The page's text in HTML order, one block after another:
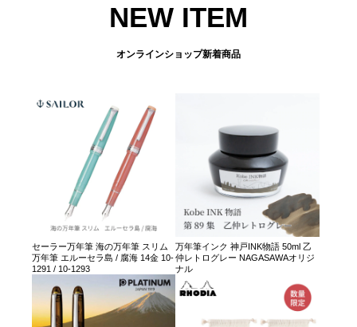
NEW ITEM
オンラインショップ新着商品
セーラー万年筆 海の万年筆 スリム
万年筆 エルーセラ島 / 腐海 14金 10-
1291 / 10-1293
万年筆インク 神戸INK物語 50ml 乙
仲レトログレー NAGASAWAオリジ
ナル